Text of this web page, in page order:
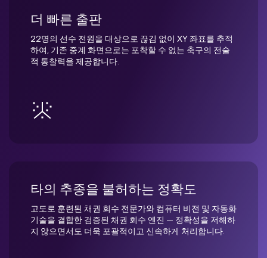
더 빠른 출판
22명의 선수 전원을 대상으로 끊김 없이 XY 좌표를 추적
하여, 기존 중계 화면으로는 포착할 수 없는 축구의 전술
적 통찰력을 제공합니다.
타의 추종을 불허하는 정확도
고도로 훈련된 채권 회수 전문가와 컴퓨터 비전 및 자동화
기술을 결합한 검증된 채권 회수 엔진 — 정확성을 저해하
지 않으면서도 더욱 포괄적이고 신속하게 처리합니다.